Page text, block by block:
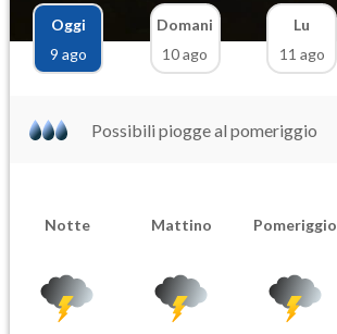
Oggi
9 ago
Domani
10 ago
Lu
11 ago
Possibili piogge al pomeriggio
Notte Mattino Pomeriggio